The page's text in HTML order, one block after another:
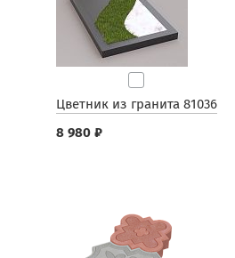
Цветник из гранита 81036
8 980 ₽